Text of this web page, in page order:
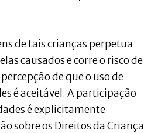
de tais crianças perpetua
causados e corre o risco de
de que o uso de
é aceitável. A participação
é explicitamente
sobre os Direitos da Criança